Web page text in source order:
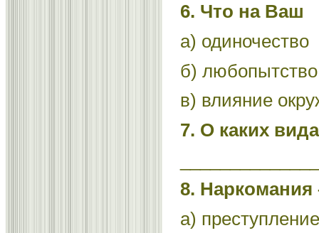
6. Что на Ваш
а) одиночество
б) любопытство
в) влияние
7. О каких
8. Наркомания
а) преступление